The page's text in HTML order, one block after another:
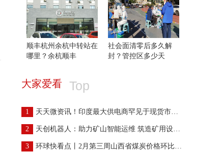
顺丰杭州余杭中转站在
哪里？余杭顺丰
社会面清零后多久解
封？管控区多少天
大家爱看 Top
1 天天微资讯！印度最大供电商罕见于现货市场购煤 能
2 天创机器人：助力矿山智能运维 筑造矿用设备安全运
3 环球快看点丨2月第三周山西省煤炭价格环比下跌2.9%